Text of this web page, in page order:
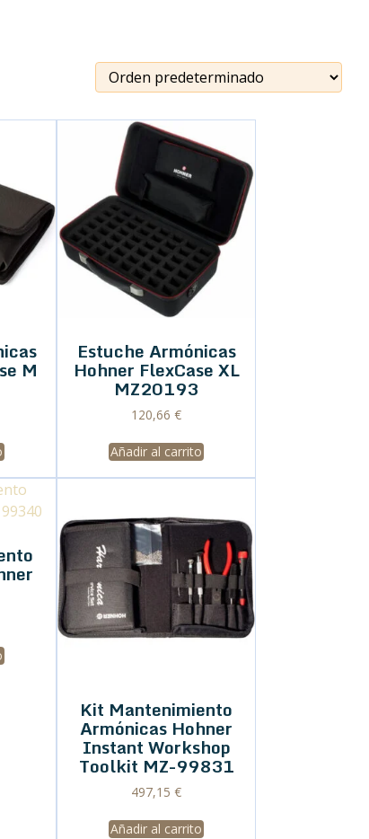
M
Estuche Armónicas
Hohner FlexCase XL
MZ20193
120,66 €
Añadir al carrito
Kit Mantenimiento
Armónicas Hohner
Instant Workshop
Toolkit MZ-99831
497,15 €
Añadir al carrito